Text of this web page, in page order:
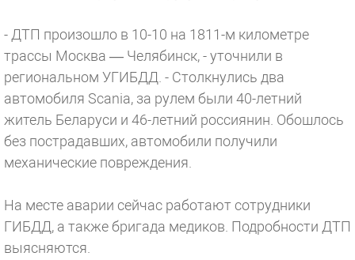
- ДТП произошло в 10-10 на 1811-м километре
трассы Москва — Челябинск, - уточнили в
региональном УГИБДД. - Столкнулись два
автомобиля Scania, за рулем были 40-летний
житель Беларуси и 46-летний россиянин. Обошлось
без пострадавших, автомобили получили
механические повреждения.
На месте аварии сейчас работают сотрудники
ГИБДД, а также бригада медиков. Подробности ДТП
выясняются.